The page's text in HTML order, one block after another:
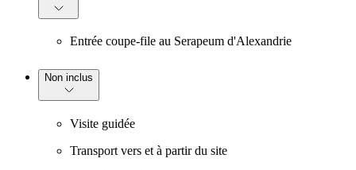
Entrée coupe-file au Serapeum d'Alexandrie
Non inclus
Visite guidée
Transport vers et à partir du site